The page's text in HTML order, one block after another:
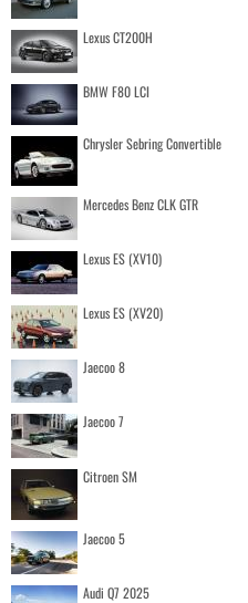
Lexus CT200H
BMW F80 LCI
Chrysler Sebring Convertible
Mercedes Benz CLK GTR
Lexus ES (XV10)
Lexus ES (XV20)
Jaecoo 8
Jaecoo 7
Citroen SM
Jaecoo 5
Audi Q7 2025